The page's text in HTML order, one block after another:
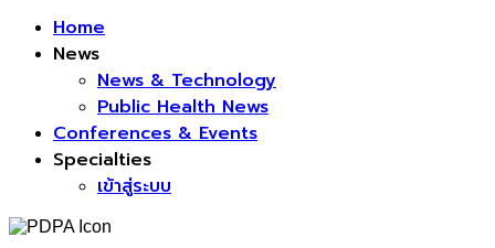
Home
News
News & Technology
Public Health News
Conferences & Events
Specialties
เข้าสู่ระบบ